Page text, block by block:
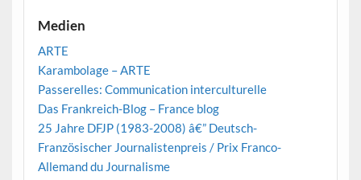
Medien
ARTE
Karambolage – ARTE
Passerelles: Communication interculturelle
Das Frankreich-Blog – France blog
25 Jahre DFJP (1983-2008) â€” Deutsch-
Französischer Journalistenpreis / Prix Franco-
Allemand du Journalisme